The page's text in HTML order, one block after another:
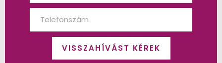
VISSZAHÍVÁST KÉREK